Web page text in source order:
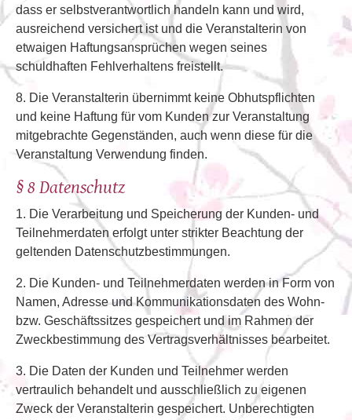
dass er selbstverantwortlich handeln kann und wird,
ausreichend versichert ist und die Veranstalterin von
etwaigen Haftungsansprüchen wegen seines
schuldhaften Fehlverhaltens freistellt.
8. Die Veranstalterin übernimmt keine Obhutspflichten
und keine Haftung für vom Kunden zur Veranstaltung
mitgebrachte Gegenständen, auch wenn diese für die
Veranstaltung Verwendung finden.
§ 8 Datenschutz
1. Die Verarbeitung und Speicherung der Kunden- und
Teilnehmerdaten erfolgt unter strikter Beachtung der
geltenden Datenschutzbestimmungen.
2. Die Kunden- und Teilnehmerdaten werden in Form von
Namen, Adresse und Kommunikationsdaten des Wohn-
bzw. Geschäftssitzes gespeichert und im Rahmen der
Zweckbestimmung des Vertragsverhältnisses bearbeitet.
3. Die Daten der Kunden und Teilnehmer werden
vertraulich behandelt und ausschließlich zu eigenen
Zweck der Veranstalterin gespeichert. Unberechtigten